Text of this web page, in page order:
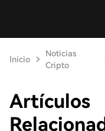
Inicio
Noticias
Cripto
Artículos